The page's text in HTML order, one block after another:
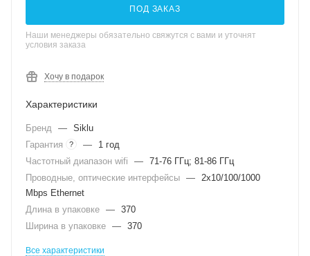
ПОД ЗАКАЗ
Наши менеджеры обязательно свяжутся с вами и уточнят
условия заказа
Хочу в подарок
Характеристики
Бренд — Siklu
Гарантия
? —
1 год
Частотный диапазон wifi
— 71-76 ГГц; 81-86 ГГц
Проводные, оптические интерфейсы —
2x10/100/1000
Mbps Ethernet
Длина в упаковке — 370
Ширина в упаковке — 370
Все характеристики